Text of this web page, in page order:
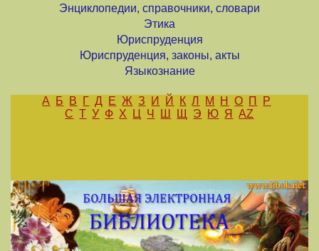
Энциклопедии, справочники, словари
Этика
Юриспруденция
Юриспруденция, законы, акты
Языкознание
А Б В Г Д Е Ж З И Й К Л М Н О П
Р
С Т У Ф Х Ц Ч Ш Щ Э Ю Я AZ